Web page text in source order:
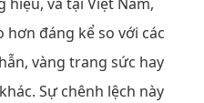
và tại Việt Nam,
hơn đáng kể so với các
vàng trang sức hay
Sự chênh lệch này